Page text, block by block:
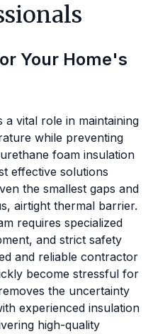
Your Home's
vital role in maintaining
while preventing
foam insulation
effective solutions
the smallest gaps and
airtight thermal barrier.
requires specialized
and strict safety
and reliable contractor
become stressful for
the uncertainty
experienced insulation
high-quality